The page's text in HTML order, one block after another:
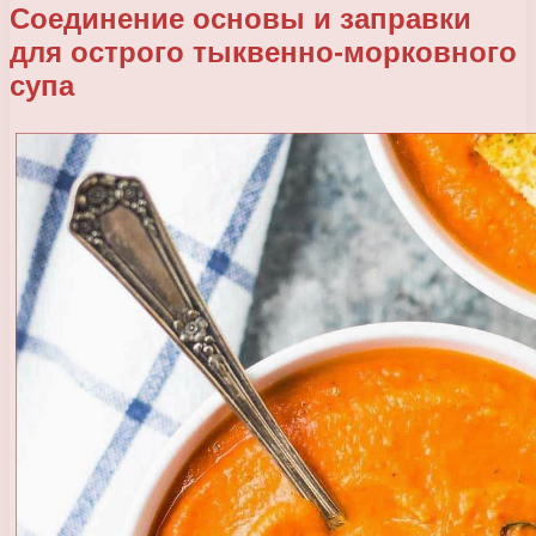
Соединение основы и заправки
для острого тыквенно-морковного
супа